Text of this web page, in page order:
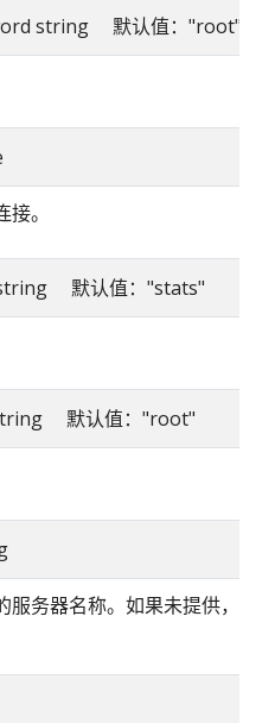
string 默认值："root"
。
默认值："stats"
默认值："root"
服务器名称。如果未提供，则